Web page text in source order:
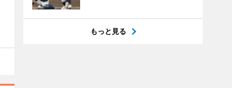
もっと見る